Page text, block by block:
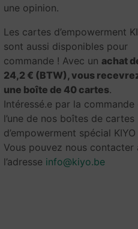
une opinion.
Les cartes d’empowerment
sont aussi disponibles pour
commande ! Avec un achat
24,2 € (BTW) , vous
une boîte de 40 cartes.
Intéressé.e par la commande
l’une de nos boîtes de cartes
d’empowerment spécial KIYO
Vous pouvez nous contacter
l’adresse info@kiyo.be